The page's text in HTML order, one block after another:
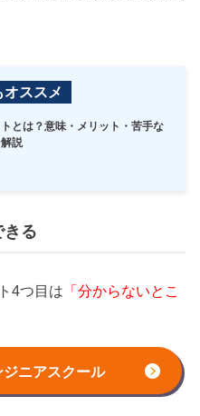
ニアスクール
オススメ
とは？意味・メリット・苦手な
説
きる
4つ目は 「分からないとこ
と、解決できない問題に直
プログラミング初心者は、